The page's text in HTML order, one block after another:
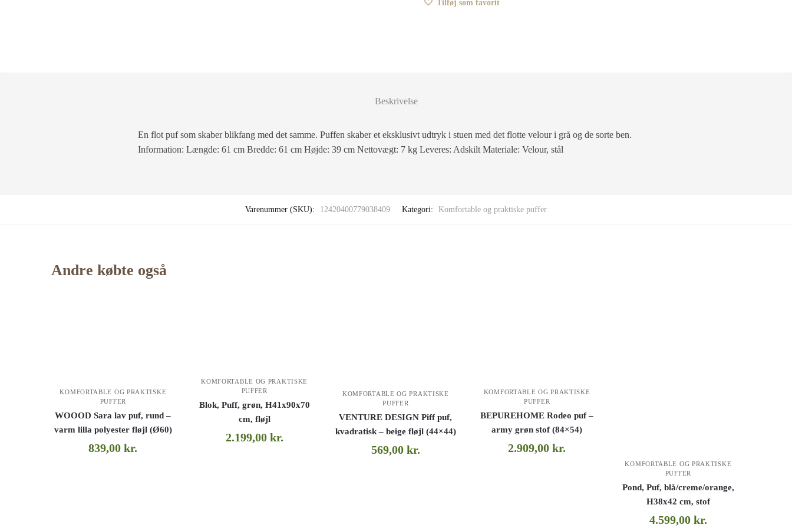
Tilføj som favorit
Beskrivelse
En flot puf som skaber blikfang med det samme. Puffen skaber et eksklusivt udtryk i stuen med det flotte velour i grå og de sorte ben.
Information: Længde: 61 cm Bredde: 61 cm Højde: 39 cm Nettovægt: 7 kg Leveres: Adskilt Materiale: Velour, stål
Varenummer (SKU): 12420400779038409 Kategori: Komfortable og praktiske puffer
Andre købte også
KOMFORTABLE OG PRAKTISKE
PUFFER
WOOOD Sara lav puf, rund –
varm lilla polyester fløjl (Ø60)
839,00kr.
KOMFORTABLE OG PRAKTISKE
PUFFER
Blok, Puff, grøn, H41x90x70
cm, fløjl
2.199,00 kr.
KOMFORTABLE OG PRAKTISKE
PUFFER
VENTURE DESIGN Piff puf,
kvadratisk – beige fløjl (44×44)
569,00 kr.
KOMFORTABLE OG PRAKTISKE
PUFFER
BEPUREHOME Rodeo puf –
army grøn stof (84×54)
2.909,00kr.
KOMFORTABLE OG PRAKTISKE
PUFFER
Pond, Puf, blå/creme/orange,
H38x42 cm, stof
4.599,00 kr.